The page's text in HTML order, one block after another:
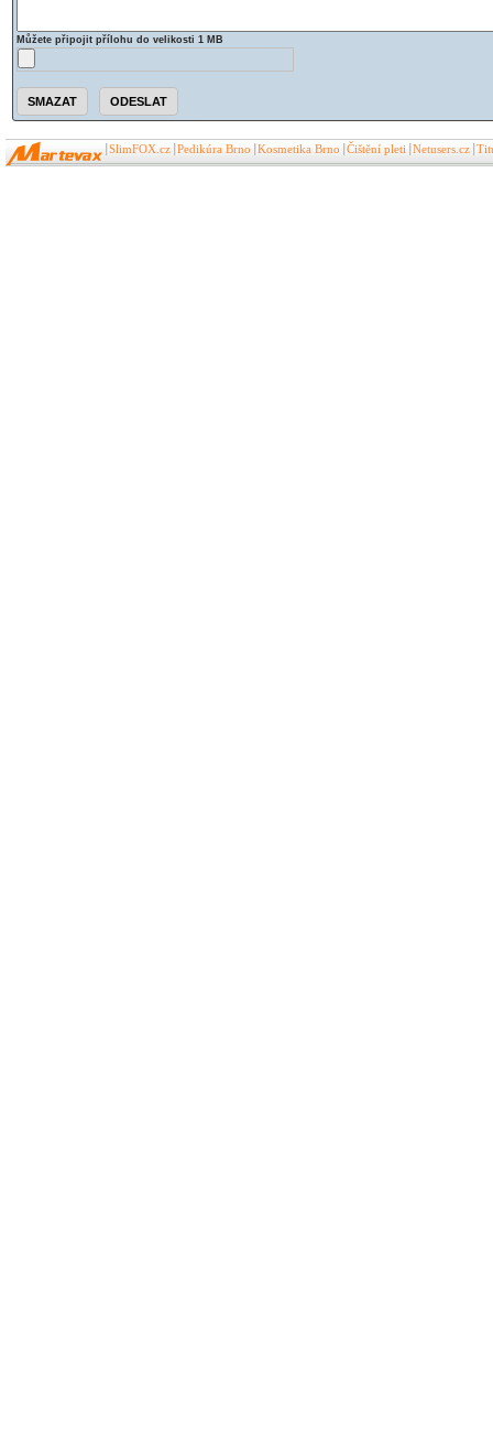
Můžete připojit přílohu do velikosti 1 MB
SlimFOX.cz Pedikúra Brno Kosmetika Brno Čištění pleti Netusers.cz